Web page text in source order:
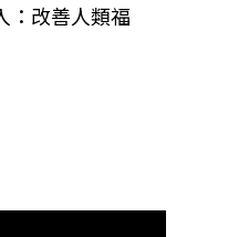
：改善人類福